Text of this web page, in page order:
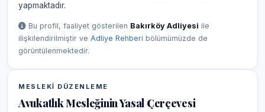
yapmaktadır.
Bu profil, faaliyet gösterilen Bakırköy Adliyesi ile
ilişkilendirilmiştir ve Adliye Rehberi bölümümüzde de
görüntülenmektedir.
MESLEKI DÜZENLEME
Avukatlık Mesleğinin Yasal Çerçevesi